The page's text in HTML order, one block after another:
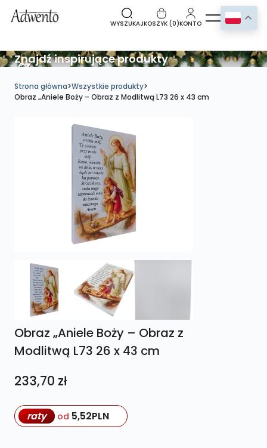
WYSZUKAJKOSZYK (0)KONTO
Znajdź inspirujące produkty
Strona główna>Wszystkie produkty>
Obraz „Aniele Boży – Obraz z Modlitwą L73 26 x 43 cm
Obraz „Aniele Boży – Obraz z
Modlitwą L73 26 x 43 cm
233,70 zł
raty od 5,52PLN